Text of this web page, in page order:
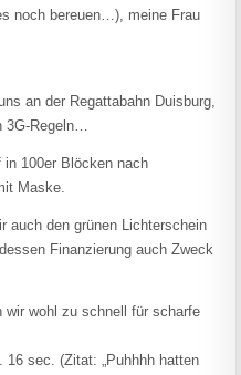
noch bereuen…), meine Frau
an der Regattabahn Duisburg,
3G-Regeln…
100er Blöcken nach
Maske.
auch den grünen Lichterschein
Finanzierung auch Zweck
wir wohl zu schnell für scharfe
sec. (Zitat: „Puhhhh hatten